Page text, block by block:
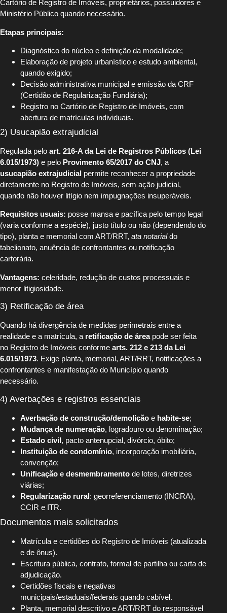
Cartório de Registro de Imóveis, proprietários, possuidores e
Ministério Público quando necessário.
Etapas principais:
Diagnóstico do núcleo e definição da modalidade;
Elaboração de projeto urbanístico e estudo ambiental,
quando exigido;
Decisão administrativa municipal e emissão da CRF
(Certidão de Regularização Fundiária);
Registro no Cartório de Registro de Imóveis, com
abertura de matrículas individuais.
2) Usucapião extrajudicial
Regulada pelo art. 216-A da Lei de Registros Públicos (Lei
6.015/1973) e pelo Provimento 65/2017 do CNJ, a
usucapião extrajudicial permite reconhecer a propriedade
diretamente no Registro de Imóveis, sem ação judicial,
quando não houver litígio nem impugnações insuperáveis.
Requisitos usuais: posse mansa e pacífica pelo tempo legal
(varia conforme a espécie), justo título ou não (dependendo do
tipo), planta e memorial com ART/RRT, ata notarialdo
tabelionato, anuência de confrontantes ou notificação
cartorária.
Vantagens: celeridade, redução de custos processuais e
menor litigiosidade.
3) Retificação de área
Quando há divergência de medidas perimetrais entre a
realidade e a matrícula, a retificação de áreapode ser feita
no Registro de Imóveis conforme arts. 212 e 213 da Lei
6.015/1973. Exige planta, memorial, ART/RRT, notificações a
confrontantes e manifestação do Município quando
necessário.
4) Averbações e registros essenciais
Averbação de construção/demolição e habite-se;
Mudança de numeração, logradouro ou denominação;
Estado civil, pacto antenupcial, divórcio, óbito;
Instituição de condomínio, incorporação imobiliária,
convenção;
Unificação e desmembramento de lotes, diretrizes
viárias;
Regularização rural: georreferenciamento (INCRA),
CCIR e ITR.
Documentos mais solicitados
Matrícula e certidões do Registro de Imóveis (atualizada
e de ônus).
Escritura pública, contrato, formal de partilha ou carta de
adjudicação.
Certidões fiscais e negativas
municipais/estaduais/federais quando cabível.
Planta, memorial descritivo e ART/RRT do responsável